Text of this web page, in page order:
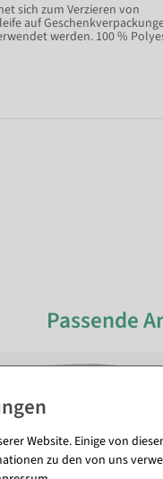
sich zum Verzieren von
auf
werden. 100 %
Passende
Website. Einige von
zu den von uns